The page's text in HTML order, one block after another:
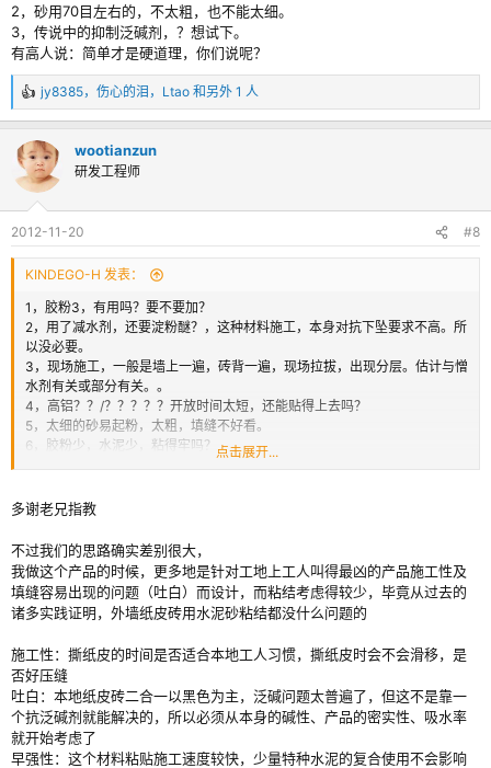
2，砂用70目左右的，不太粗，也不能太细。
3，传说中的抑制泛碱剂，？想试下。
有高人说：简单才是硬道理，你们说呢？
反
馈
：
jy8385， 伤心的泪 ， Ltao 和另外 1 人
wootianzun
研发工程师
2012-11-20 #8
KINDEGO-H 发表：
1，胶粉3，有用吗？要不要加？
2，用了减水剂，还要淀粉醚？，这种材料施工，本身对抗下坠要求不高。所
以没必要。
3，现场施工，一般是墙上一遍，砖背一遍，现场拉拔，出现分层。估计与憎
水剂有关或部分有关。。
4，高铝？？/？？？？？开放时间太短，还能贴得上去吗？
5，太细的砂易起粉，太粗，填缝不好看。
6，胶粉少，水泥少，粘得牢吗？
水泥：400
5010：8
LH40M：1.8
F10：1
颜料：配
这个配方，主要是以粘为主，毕竟，那是会出人命的事情。接下来想法是：
长。当心会掉。。。。。。。正在试。
2，砂用70目左右的，不太粗，也不能太细。
3，传说中的抑制泛碱剂，？想试下。
有高人说：简单才是硬道理，你们说呢？
点击展开...
多谢老兄指教
不过我们的思路确实差别很大，
我做这个产品的时候，更多地是针对工地上工人叫得最凶的产品施工性及
填缝容易出现的问题（吐白）而设计，而粘结考虑得较少，毕竟从过去的
诸多实践证明，外墙纸皮砖用水泥砂粘结都没什么问题的
施工性：撕纸皮的时间是否适合本地工人习惯，撕纸皮时会不会滑移，是
否好压缝
吐白：本地纸皮砖二合一以黑色为主，泛碱问题太普遍了，但这不是靠一
个抗泛碱剂就能解决的，所以必须从本身的碱性、产品的密实性、吸水率
就开始考虑了
早强性：这个材料粘贴施工速度较快，少量特种水泥的复合使用不会影响